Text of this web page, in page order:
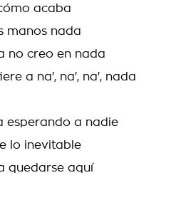
acaba
manos nada
no creo en nada
a na', na', na', nada
esperando a nadie
lo inevitable
quedarse aquí